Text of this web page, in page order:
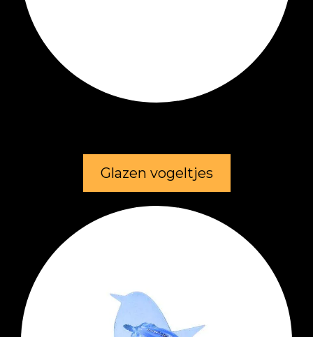
Glazen vogeltjes